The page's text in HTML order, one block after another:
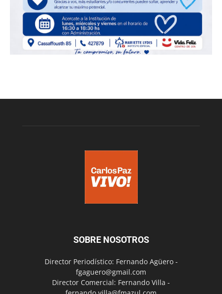
SOBRE NOSOTROS
Director Periodístico: Fernando Agüero -
fgaguero@gmail.com
Director Comercial: Fernando Villa -